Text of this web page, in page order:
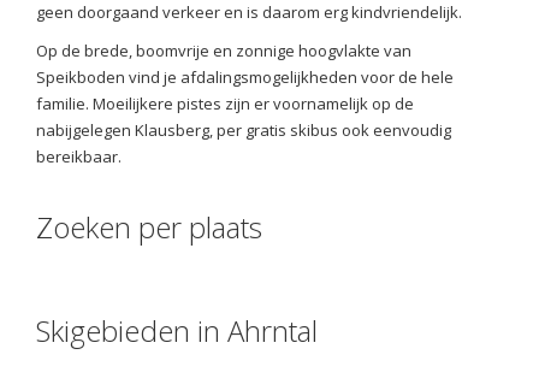
geen doorgaand verkeer en is daarom erg kindvriendelijk.
Op de brede, boomvrije en zonnige hoogvlakte van
Speikboden vind je afdalingsmogelijkheden voor de hele
familie. Moeilijkere pistes zijn er voornamelijk op de
nabijgelegen Klausberg, per gratis skibus ook eenvoudig
bereikbaar.
Zoeken per plaats
Skigebieden in Ahrntal